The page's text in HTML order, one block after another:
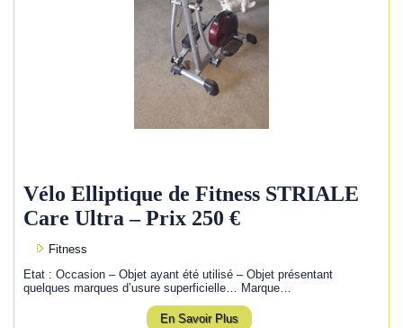
Vélo Elliptique de Fitness STRIALE
Care Ultra – Prix 250 €
Fitness
Etat : Occasion – Objet ayant été utilisé – Objet présentant
quelques marques d’usure superficielle… Marque…
En Savoir Plus